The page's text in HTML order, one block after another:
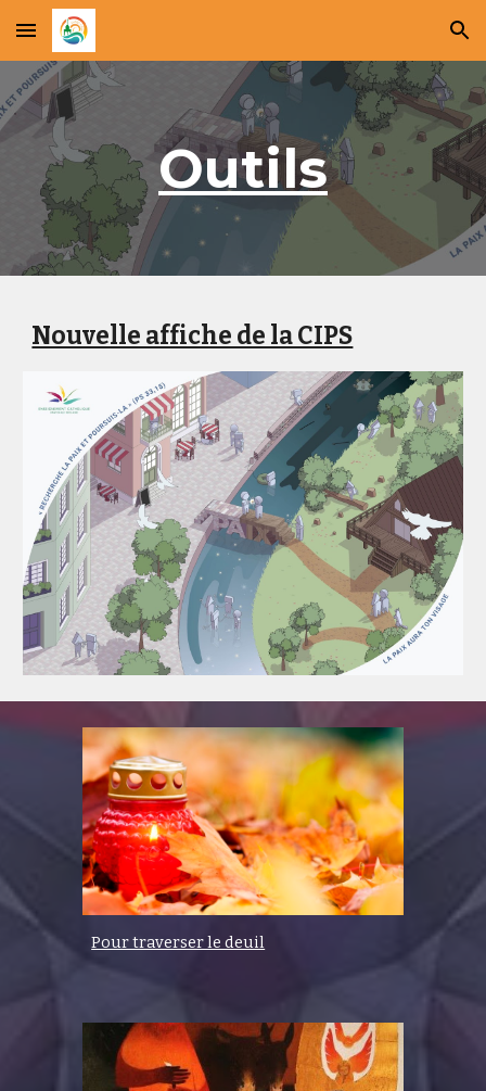
Skip to main content Skip to navigation
Outils
Nouvelle affiche de la CIPS
Pour traverser le deuil